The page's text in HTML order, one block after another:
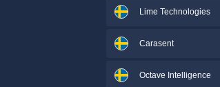
Lime Technologies
Carasent
Octave Intelligence